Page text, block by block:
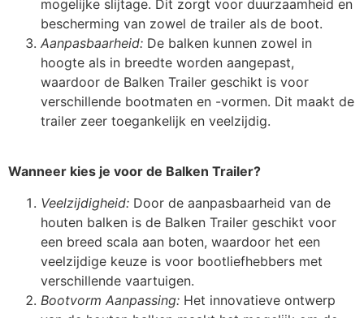
mogelijke slijtage. Dit zorgt voor duurzaamheid en
bescherming van zowel de trailer als de boot.
Aanpasbaarheid: De balken kunnen zowel in
hoogte als in breedte worden aangepast,
waardoor de Balken Trailer geschikt is voor
verschillende bootmaten en -vormen. Dit maakt de
trailer zeer toegankelijk en veelzijdig.
Wanneer kies je voor de Balken Trailer?
Veelzijdigheid: Door de aanpasbaarheid van de
houten balken is de Balken Trailer geschikt voor
een breed scala aan boten, waardoor het een
veelzijdige keuze is voor bootliefhebbers met
verschillende vaartuigen.
Bootvorm Aanpassing: Het innovatieve ontwerp